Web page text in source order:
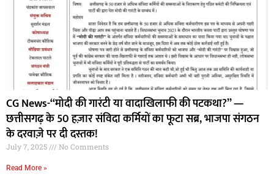
CG News-“मोदी की गारंटी या वादाखिलाफी की पटकथा?” —
छत्तीसगढ़ के 50 हज़ार संविदा कर्मियों का फूटा सब्र, भाजपा संगठन
के दरवाज़े पर दी दस्तक!
July 7, 2025 No Comments
Read More »